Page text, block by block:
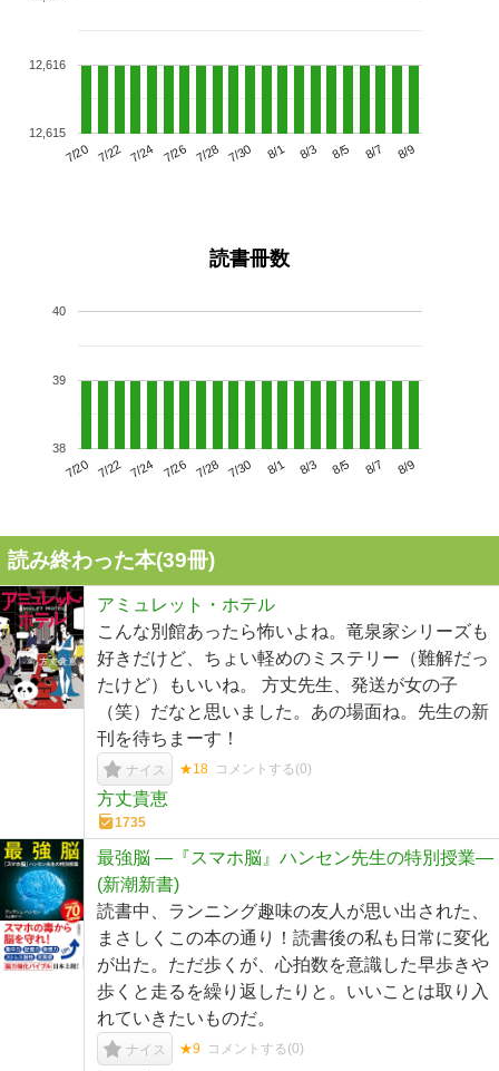
7/20 7/22 7/24 7/26 7/28 7/30 8/1 8/3 8/5 8/7 8/9
12,615
12,616
読書冊数
7/20 7/22 7/24 7/26 7/28 7/30 8/1 8/3 8/5 8/7 8/9
38
39
40
読み終わった本(39冊)
アミュレット・ホテル
こんな別館あったら怖いよね。竜泉家シリーズも
好きだけど、ちょい軽めのミステリー（難解だっ
たけど）もいいね。 方丈先生、発送が女の子
（笑）だなと思いました。あの場面ね。先生の新
刊を待ちまーす！
ナイス ★18 コメントする(0)
方丈貴恵
1735
最強脳 ―『スマホ脳』ハンセン先生の特別授業―
(新潮新書)
読書中、ランニング趣味の友人が思い出された、
まさしくこの本の通り！読書後の私も日常に変化
が出た。ただ歩くが、心拍数を意識した早歩きや
歩くと走るを繰り返したりと。いいことは取り入
れていきたいものだ。
ナイス ★9 コメントする(0)